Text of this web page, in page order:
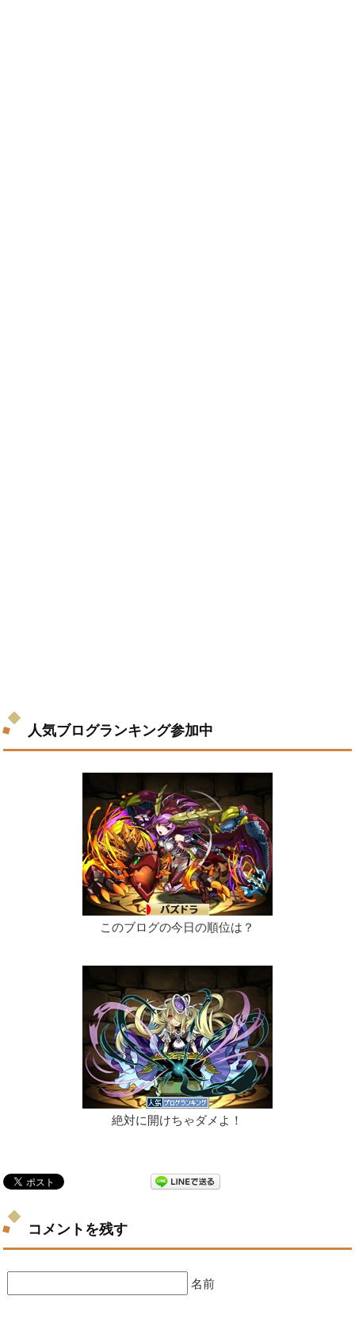
人気ブログランキング参加中
このブログの今日の順位は？
絶対に開けちゃダメよ！
コメントを残す
名前